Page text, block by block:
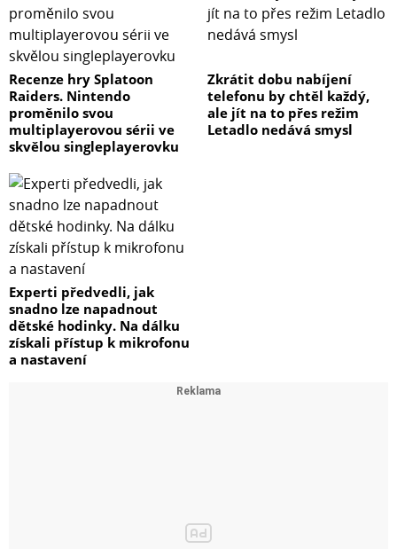
Recenze hry Splatoon
Raiders. Nintendo
proměnilo svou
multiplayerovou sérii ve
skvělou singleplayerovku
Zkrátit dobu nabíjení
telefonu by chtěl každý,
ale jít na to přes režim
Letadlo nedává smysl
Experti předvedli, jak
snadno lze napadnout
dětské hodinky. Na dálku
získali přístup k mikrofonu
a nastavení